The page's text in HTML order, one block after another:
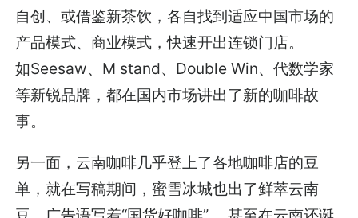
自创、或借鉴新茶饮，各自找到适应中国市场的
产品模式、商业模式，快速开出连锁门店。
如Seesaw、M stand、Double Win、代数学家
等新锐品牌，都在国内市场讲出了新的咖啡故
事。
另一面，云南咖啡几乎登上了各地咖啡店的豆
单，就在写稿期间，蜜雪冰城也出了鲜萃云南